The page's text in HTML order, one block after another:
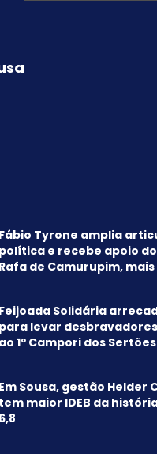
Fábio Tyrone amplia
política e recebe apoio
Rafa de Camurupim,
Feijoada Solidária
para levar
ao 1º Campori dos Sertões
Em Sousa, gestão Helder
tem maior IDEB da
6,8